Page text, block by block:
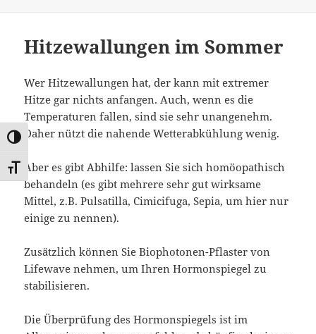
UMSCHALTEN AUF HOHE KONTRASTE
SCHRIFT VERGRÖSSERN
Hitzewallungen im Sommer
Wer Hitzewallungen hat, der kann mit extremer
Hitze gar nichts anfangen. Auch, wenn es die
Temperaturen fallen, sind sie sehr unangenehm.
Daher nützt die nahende Wetterabkühlung wenig.
Aber es gibt Abhilfe: lassen Sie sich homöopathisch
behandeln (es gibt mehrere sehr gut wirksame
Mittel, z.B. Pulsatilla, Cimicifuga, Sepia, um hier nur
einige zu nennen).
Zusätzlich können Sie Biophotonen-Pflaster von
Lifewave nehmen, um Ihren Hormonspiegel zu
stabilisieren.
Die Überprüfung des Hormonspiegels ist im